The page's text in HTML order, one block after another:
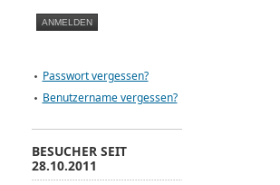
Passwort vergessen?
Benutzername vergessen?
BESUCHER SEIT
28.10.2011